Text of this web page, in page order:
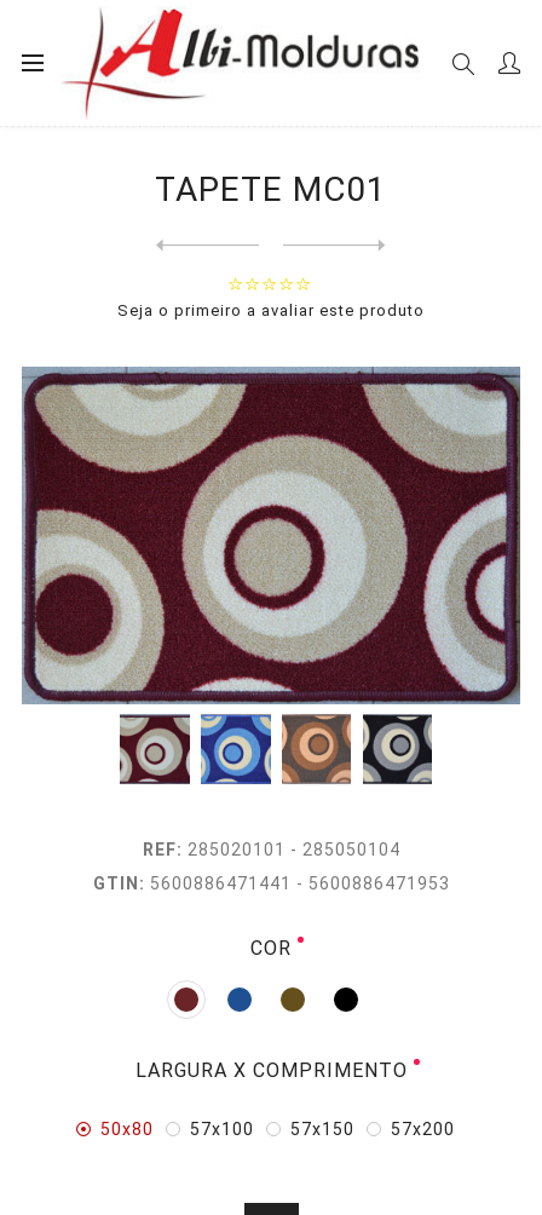
Início Tapetes
TAPETE MC01
Seja o primeiro a avaliar este produto
REF: 285020101 - 285050104
GTIN: 5600886471441 - 5600886471953
COR
LARGURA X COMPRIMENTO
50x80 57x100 57x150 57x200